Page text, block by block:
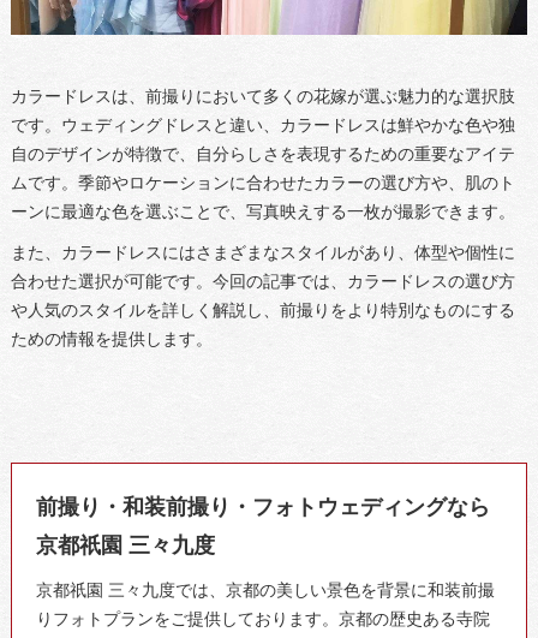
カラードレスは、前撮りにおいて多くの花嫁が選ぶ魅力的な選択肢
です。ウェディングドレスと違い、カラードレスは鮮やかな色や独
自のデザインが特徴で、自分らしさを表現するための重要なアイテ
ムです。季節やロケーションに合わせたカラーの選び方や、肌のト
ーンに最適な色を選ぶことで、写真映えする一枚が撮影できます。
また、カラードレスにはさまざまなスタイルがあり、体型や個性に
合わせた選択が可能です。今回の記事では、カラードレスの選び方
や人気のスタイルを詳しく解説し、前撮りをより特別なものにする
ための情報を提供します。
前撮り・和装前撮り・フォトウェディングなら
京都祇園 三々九度
京都祇園 三々九度では、京都の美しい景色を背景に和装前撮
りフォトプランをご提供しております。京都の歴史ある寺院